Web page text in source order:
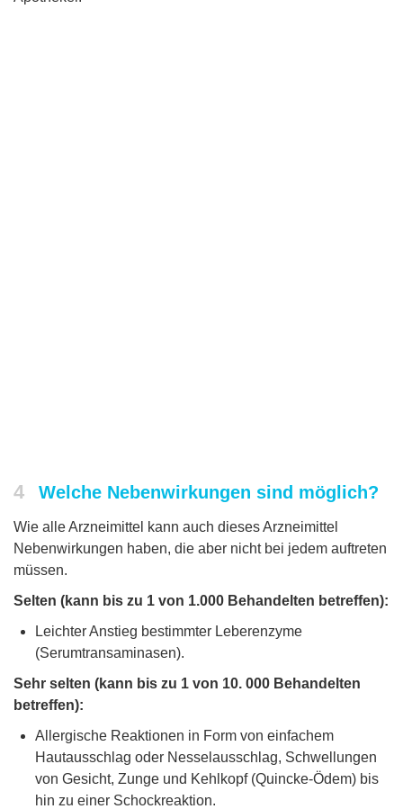
4 Welche Nebenwirkungen sind möglich?
Wie alle Arzneimittel kann auch dieses Arzneimittel
Nebenwirkungen haben, die aber nicht bei jedem auftreten
müssen.
Selten (kann bis zu 1 von 1.000 Behandelten betreffen):
Leichter Anstieg bestimmter Leberenzyme
(Serumtransaminasen).
Sehr selten (kann bis zu 1 von 10. 000 Behandelten
betreffen):
Allergische Reaktionen in Form von einfachem
Hautausschlag oder Nesselausschlag, Schwellungen
von Gesicht, Zunge und Kehlkopf (Quincke-Ödem) bis
hin zu einer Schockreaktion.